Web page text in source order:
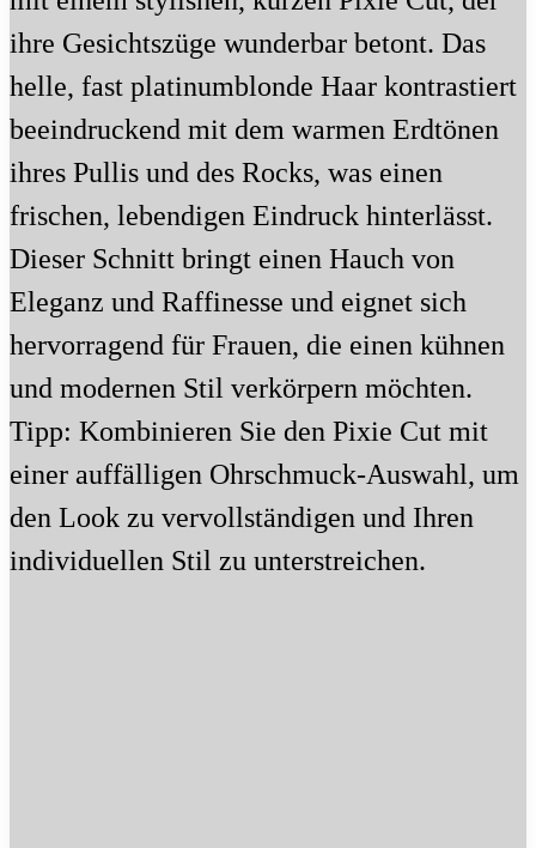
ihre Gesichtszüge wunderbar betont. Das
helle, fast platinumblonde Haar kontrastiert
beeindruckend mit dem warmen Erdtönen
ihres Pullis und des Rocks, was einen
frischen, lebendigen Eindruck hinterlässt.
Dieser Schnitt bringt einen Hauch von
Eleganz und Raffinesse und eignet sich
hervorragend für Frauen, die einen kühnen
und modernen Stil verkörpern möchten.
Tipp: Kombinieren Sie den Pixie Cut mit
einer auffälligen Ohrschmuck-Auswahl, um
den Look zu vervollständigen und Ihren
individuellen Stil zu unterstreichen.